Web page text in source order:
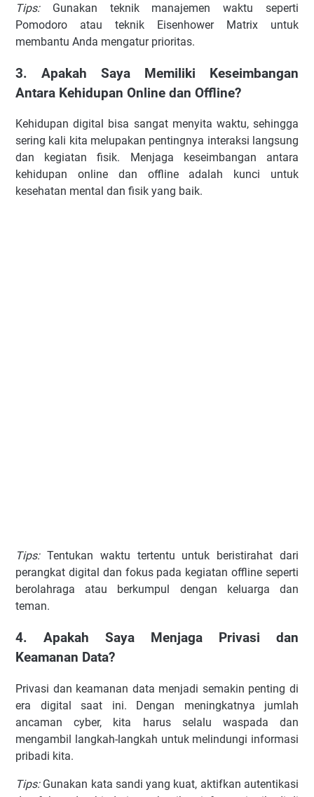
Tips:Gunakan teknik manajemen waktu seperti
Pomodoro atau teknik Eisenhower Matrix untuk
membantu Anda mengatur prioritas.
3. Apakah Saya Memiliki Keseimbangan
Antara Kehidupan Online dan Offline?
Kehidupan digital bisa sangat menyita waktu, sehingga
sering kali kita melupakan pentingnya interaksi langsung
dan kegiatan fisik. Menjaga keseimbangan antara
kehidupan online dan offline adalah kunci untuk
kesehatan mental dan fisik yang baik.
Tips:Tentukan waktu tertentu untuk beristirahat dari
perangkat digital dan fokus pada kegiatan offline seperti
berolahraga atau berkumpul dengan keluarga dan
teman.
4. Apakah Saya Menjaga Privasi dan
Keamanan Data?
Privasi dan keamanan data menjadi semakin penting di
era digital saat ini. Dengan meningkatnya jumlah
ancaman cyber, kita harus selalu waspada dan
mengambil langkah-langkah untuk melindungi informasi
pribadi kita.
Tips:Gunakan kata sandi yang kuat, aktifkan autentikasi